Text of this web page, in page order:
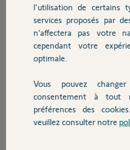
Autres produits
Devis avec un pro
Contact
Réponses
Bonjour
moteur à remplacer.
Bonne journée !
Jean-Luc B. il y a
l'utilisation de certains
services proposés par
n’affectera pas votre
cependant votre
optimale.
Vous pouvez
consentement à
préférences des
veuillez consulter notre